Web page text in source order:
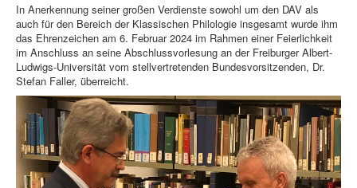
In Anerkennung seiner großen Verdienste sowohl um den DAV als
auch für den Bereich der Klassischen Philologie insgesamt wurde ihm
das Ehrenzeichen am 6. Februar 2024 im Rahmen einer Feierlichkeit
im Anschluss an seine Abschlussvorlesung an der Freiburger Albert-
Ludwigs-Universität vom stellvertretenden Bundesvorsitzenden, Dr.
Stefan Faller, überreicht.